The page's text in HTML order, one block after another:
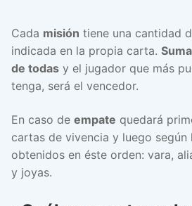
Cada misión tiene una cantidad
indicada en la propia carta.
de todas y el jugador que más
tenga, será el vencedor.
En caso de empate quedará
cartas de vivencia y luego según
obtenidos en éste orden: vara,
y joyas.